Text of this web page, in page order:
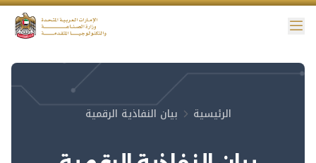
الوصول
الرئيسية بيان النفاذية الرقمية